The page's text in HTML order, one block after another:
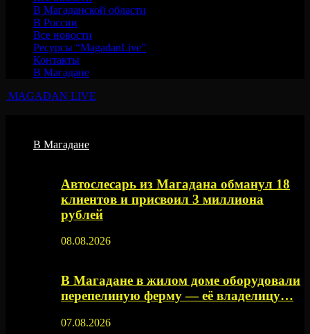
В Магаданской области
В России
Все новости
Ресурсы “MagadanLive”
Контакты
В Магадане
MAGADAN LIVE
В Магадане
Автослесарь из Магадана обманул 18
клиентов и присвоил 3 миллиона
рублей
08.08.2026
В Магадане в жилом доме оборудовали
перепелиную ферму — её владелицу…
07.08.2026